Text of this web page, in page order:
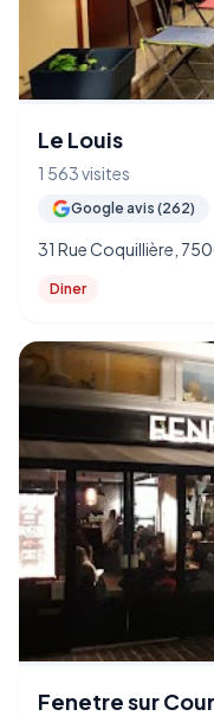
Le Louis
1 563 visites
Google avis (262)
31 Rue Coquillière,
Diner
Fenetre sur Cour